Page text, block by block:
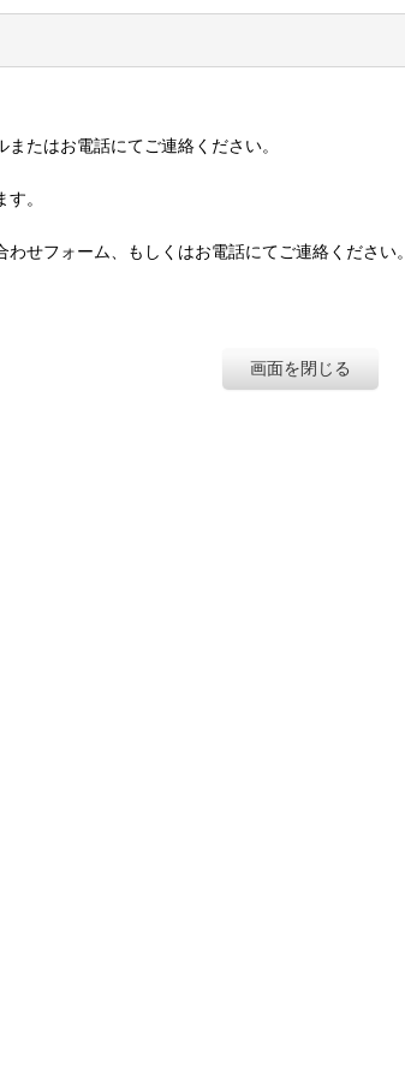
たはお電話にてご連絡ください。
。
せフォーム、もしくはお電話にてご連絡ください。
画面を閉じる